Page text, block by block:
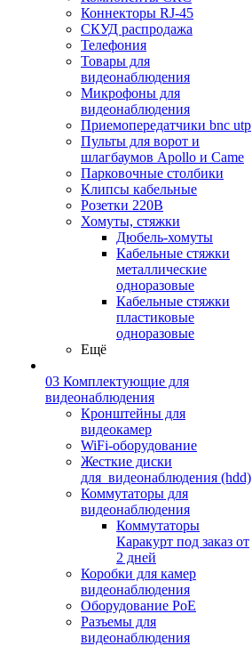
Коннекторы RJ-45
СКУД распродажа
Телефония
Товары для
видеонаблюдения
Микрофоны для
видеонаблюдения
Приемопередатчики bnc utp
Пульты для ворот и
шлагбаумов Apollo и Came
Парковочные столбики
Клипсы кабельные
Розетки 220В
Хомуты, стяжки
Дюбель-хомуты
Кабельные стяжки
металлические
одноразовые
Кабельные стяжки
пластиковые
одноразовые
Ещё
03 Комплектующие для
видеонаблюдения
Кронштейны для
видеокамер
WiFi-оборудование
Жесткие диски
для_видеонаблюдения (hdd)
Коммутаторы для
видеонаблюдения
Коммутаторы
Каракурт под заказ от
2 дней
Коробки для камер
видеонаблюдения
Оборудование PoE
Разъемы для
видеонаблюдения